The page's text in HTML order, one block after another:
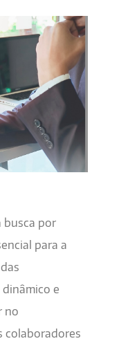
busca por
para a
e
no
colaboradores